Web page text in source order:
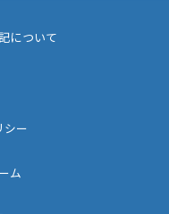
について
シー
ム